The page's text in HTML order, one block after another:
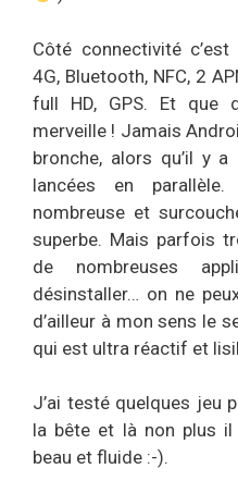
Côté connectivité
4G, Bluetooth, NFC, 2
full HD, GPS. Et que
merveille ! Jamais
bronche, alors qu’il y a
lancées en
nombreuse et
superbe. Mais parfois
de nombreuses
désinstaller… on ne
d’ailleur à mon sens le
qui est ultra réactif et
J’ai testé quelques jeu
la bête et là non plus
beau et fluide :-).